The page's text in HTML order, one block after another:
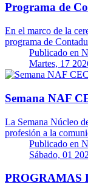
Programa de
En el marco de la
programa de
Publicado en
Martes, 17
Semana NAF
La Semana Núcleo
profesión a la
Publicado en
Sábado, 01
PROGRAMAS